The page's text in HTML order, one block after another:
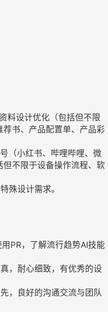
料设计优化（包括但不限
书、产品配置单、产品彩
（小红书、哔哩哔哩、微
不限于设备操作流程、软
殊设计需求。
PR，了解流行趋势AI技能
，耐心细致，有优秀的设
，良好的沟通交流与团队